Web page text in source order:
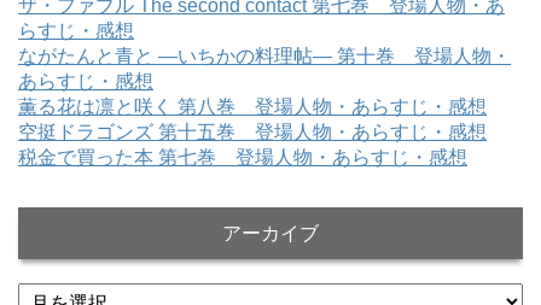
ザ・ファブル The second contact 第七巻 登場人物・あ
らすじ・感想
ながたんと青と ―いちかの料理帖― 第十巻 登場人物・
あらすじ・感想
薫る花は凛と咲く 第八巻 登場人物・あらすじ・感想
空挺ドラゴンズ 第十五巻 登場人物・あらすじ・感想
税金で買った本 第七巻 登場人物・あらすじ・感想
アーカイブ
ア